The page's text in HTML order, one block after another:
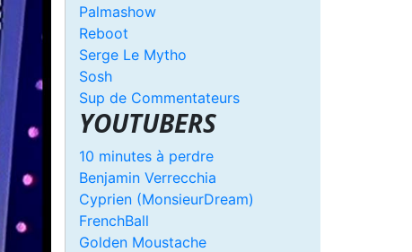
Palmashow
Reboot
Serge Le Mytho
Sosh
Sup de Commentateurs
YOUTUBERS
10 minutes à perdre
Benjamin Verrecchia
Cyprien (MonsieurDream)
FrenchBall
Golden Moustache